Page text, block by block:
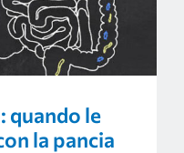
le
la pancia